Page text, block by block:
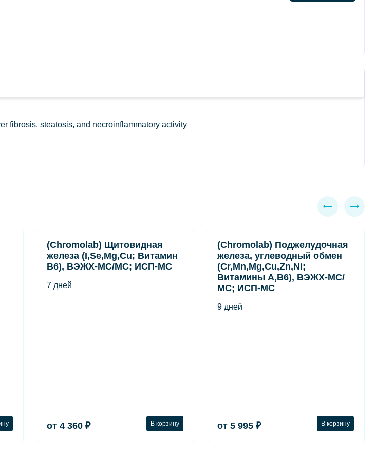
fibrosis, steatosis, and necroinflammatory activity
(Chromolab) Щитовидная
железа (I,Se,Mg,Cu; Витамин
B6), ВЭЖХ-МС/МС; ИСП-МС
7 дней
от 4 360 ₽ В корзину
(Chromolab) Поджелудочная
железа, углеводный обмен
(Cr,Mn,Mg,Cu,Zn,Ni;
Витамины A,B6), ВЭЖХ-МС/
МС; ИСП-МС
9 дней
от 5 995 ₽ В корзину